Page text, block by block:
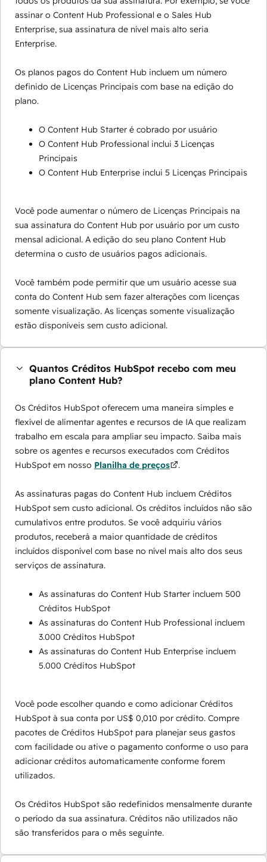
assinar o Content Hub Professional e o Sales Hub
Enterprise, sua assinatura de nível mais alto seria
Enterprise.
Os planos pagos do Content Hub incluem um número
definido de Licenças Principais com base na edição do
plano.
O Content Hub Starter é cobrado por usuário
O Content Hub Professional inclui 3 Licenças
Principais
O Content Hub Enterprise inclui 5 Licenças Principais
Você pode aumentar o número de Licenças Principais na
sua assinatura do Content Hub por usuário por um custo
mensal adicional. A edição do seu plano Content Hub
determina o custo de usuários pagos adicionais.
Você também pode permitir que um usuário acesse sua
conta do Content Hub sem fazer alterações com licenças
somente visualização. As licenças somente visualização
estão disponíveis sem custo adicional.
Quantos Créditos HubSpot recebo com meu
plano Content Hub?
Os Créditos HubSpot oferecem uma maneira simples e
flexível de alimentar agentes e recursos de IA que realizam
trabalho em escala para ampliar seu impacto. Saiba mais
sobre os agentes e recursos executados com Créditos
HubSpot em nosso Planilha de preços .
As assinaturas pagas do Content Hub incluem Créditos
HubSpot sem custo adicional. Os créditos incluídos não são
cumulativos entre produtos. Se você adquiriu vários
produtos, receberá a maior quantidade de créditos
incluídos disponível com base no nível mais alto dos seus
serviços de assinatura.
As assinaturas do Content Hub Starter incluem 500
Créditos HubSpot
As assinaturas do Content Hub Professional incluem
3.000 Créditos HubSpot
As assinaturas do Content Hub Enterprise incluem
5.000 Créditos HubSpot
Você pode escolher quando e como adicionar Créditos
HubSpot à sua conta por US$ 0,010 por crédito. Compre
pacotes de Créditos HubSpot para planejar seus gastos
com facilidade ou ative o pagamento conforme o uso para
adicionar créditos automaticamente conforme forem
utilizados.
Os Créditos HubSpot são redefinidos mensalmente durante
o período da sua assinatura. Créditos não utilizados não
são transferidos para o mês seguinte.